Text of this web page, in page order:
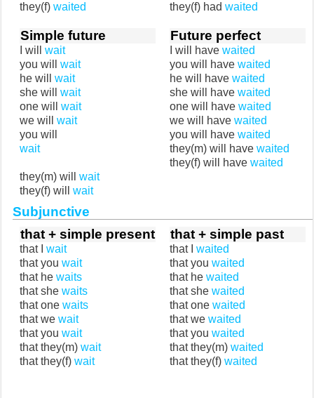
they(f) waited
they(f) had waited
Simple future
I will wait
you will wait
he will wait
she will wait
one will wait
we will wait
you will
wait
they(m) will wait
they(f) will wait
Future perfect
I will have waited
you will have waited
he will have waited
she will have waited
one will have waited
we will have waited
you will have waited
they(m) will have waited
they(f) will have waited
Subjunctive
that + simple present
that I wait
that you wait
that he waits
that she waits
that one waits
that we wait
that you wait
that they(m) wait
that they(f) wait
that + simple past
that I waited
that you waited
that he waited
that she waited
that one waited
that we waited
that you waited
that they(m) waited
that they(f) waited